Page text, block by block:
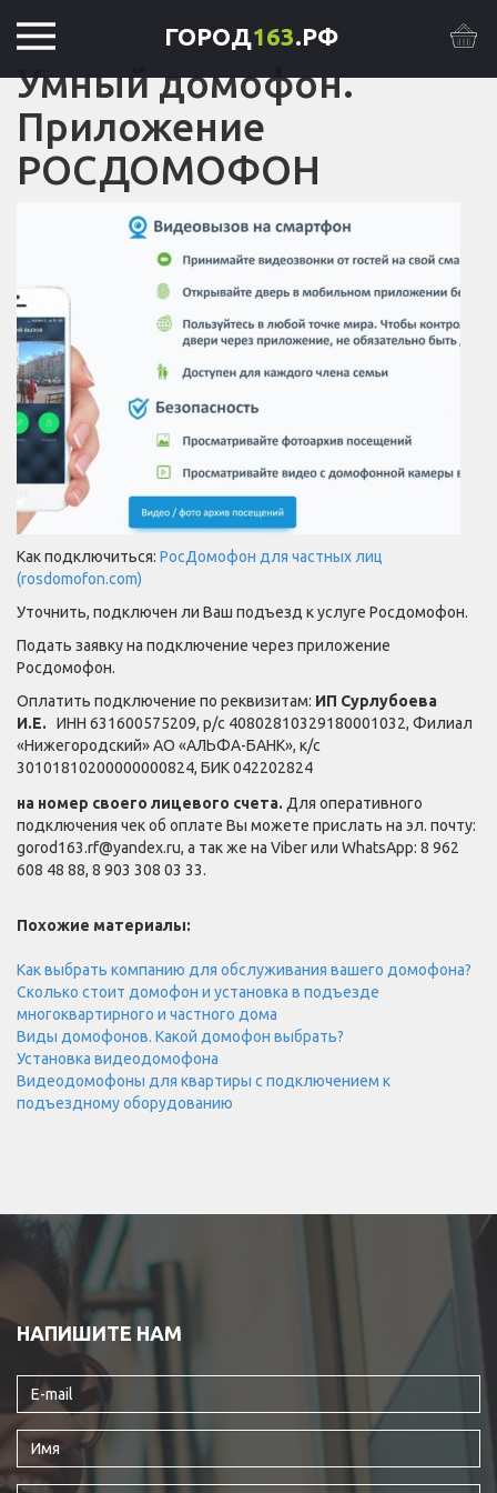
ГОРОД163.РФ
Умный домофон.
Приложение
РОСДОМОФОН
Как подключиться: РосДомофон для частных лиц
(rosdomofon.com)
Уточнить, подключен ли Ваш подъезд к услуге Росдомофон.
Подать заявку на подключение через приложение
Росдомофон.
Оплатить подключение по реквизитам: ИП Сурлубоева
И.Е.
ИНН 631600575209, р/с 40802810329180001032, Филиал
«Нижегородский»АО «АЛЬФА-БАНК», к/с
30101810200000000824, БИК 042202824
на номер своего лицевого счета. Для оперативного
подключения чек об оплате Вы можете прислать на эл. почту:
gorod163.rf@yandex.ru, а так же на Viber или WhatsApp: 8 962
608 48 88, 8 903 308 03 33.
Похожие материалы:
Как выбрать компанию для обслуживания вашего домофона?
Сколько стоит домофон и установка в подъезде
многоквартирного и частного дома
Виды домофонов. Какой домофон выбрать?
Установка видеодомофона
Видеодомофоны для квартиры с подключением к
подъездному оборудованию
НАПИШИТЕ НАМ